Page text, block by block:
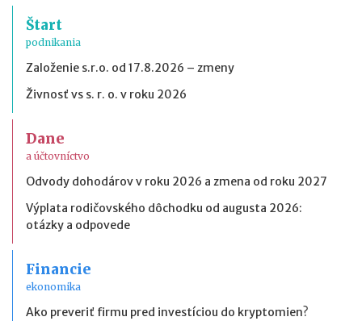
Štart
podnikania
Založenie s.r.o. od 17.8.2026 – zmeny
Živnosť vs s. r. o. v roku 2026
Dane
a účtovníctvo
Odvody dohodárov v roku 2026 a zmena od roku 2027
Výplata rodičovského dôchodku od augusta 2026:
otázky a odpovede
Financie
ekonomika
Ako preveriť firmu pred investíciou do kryptomien?